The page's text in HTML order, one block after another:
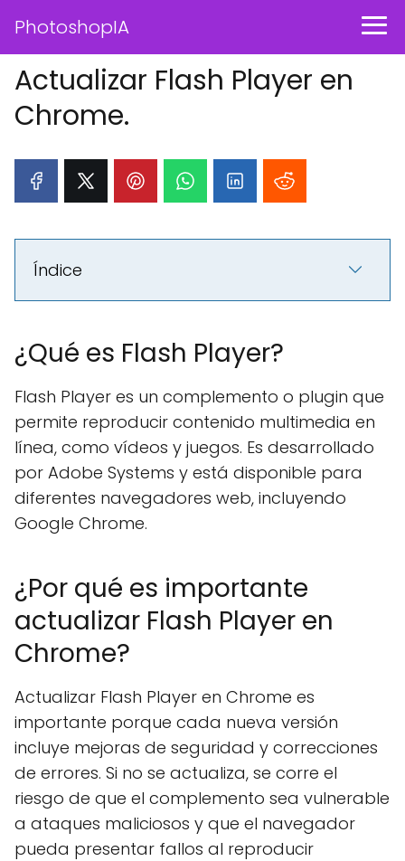
PhotoshopIA
Actualizar Flash Player en
Chrome.
Índice
¿Qué es Flash Player?
Flash Player es un complemento o plugin que
permite reproducir contenido multimedia en
línea, como vídeos y juegos. Es desarrollado
por Adobe Systems y está disponible para
diferentes navegadores web, incluyendo
Google Chrome.
¿Por qué es importante
actualizar Flash Player en
Chrome?
Actualizar Flash Player en Chrome es
importante porque cada nueva versión
incluye mejoras de seguridad y correcciones
de errores. Si no se actualiza, se corre el
riesgo de que el complemento sea vulnerable
a ataques maliciosos y que el navegador
pueda presentar fallos al reproducir